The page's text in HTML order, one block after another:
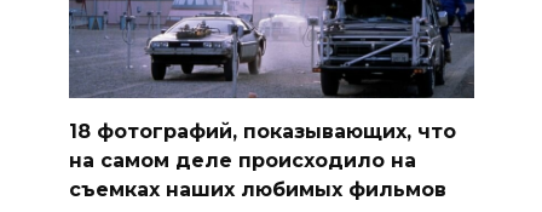
18 фотографий, показывающих, что
на самом деле происходило на
съемках наших любимых фильмов